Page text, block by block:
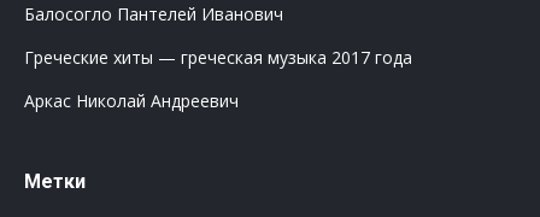
Балосогло Пантелей Иванович
Греческие хиты — греческая музыка 2017 года
Аркас Николай Андреевич
Метки